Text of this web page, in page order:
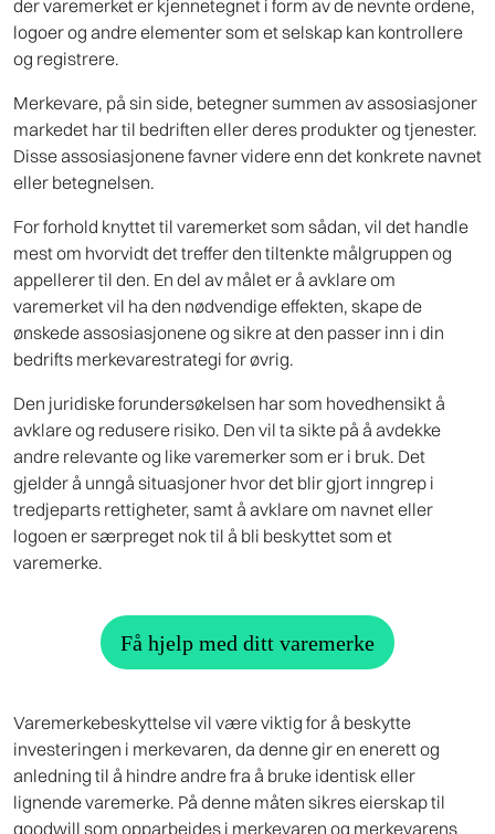
der varemerket er kjennetegnet i form av de nevnte ordene,
logoer og andre elementer som et selskap kan kontrollere
og registrere.
Merkevare, på sin side, betegner summen av assosiasjoner
markedet har til bedriften eller deres produkter og tjenester.
Disse assosiasjonene favner videre enn det konkrete navnet
eller betegnelsen.
For forhold knyttet til varemerket som sådan, vil det handle
mest om hvorvidt det treffer den tiltenkte målgruppen og
appellerer til den. En del av målet er å avklare om
varemerket vil ha den nødvendige effekten, skape de
ønskede assosiasjonene og sikre at den passer inn i din
bedrifts merkevarestrategi for øvrig.
Den juridiske forundersøkelsen har som hovedhensikt å
avklare og redusere risiko. Den vil ta sikte på å avdekke
andre relevante og like varemerker som er i bruk. Det
gjelder å unngå situasjoner hvor det blir gjort inngrep i
tredjeparts rettigheter, samt å avklare om navnet eller
logoen er særpreget nok til å bli beskyttet som et
varemerke.
Få hjelp med ditt varemerke
Varemerkebeskyttelse vil være viktig for å beskytte
investeringen i merkevaren, da denne gir en enerett og
anledning til å hindre andre fra å bruke identisk eller
lignende varemerke. På denne måten sikres eierskap til
goodwill som opparbeides i merkevaren og merkevarens